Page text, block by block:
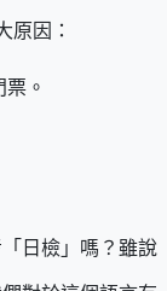
原因：
。
日檢」嗎？雖說